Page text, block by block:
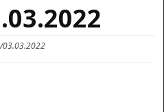
03.03.2022